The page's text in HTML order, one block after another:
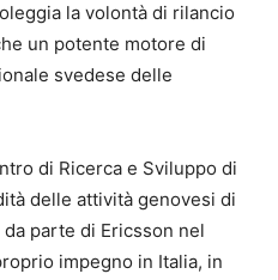
la volontà di rilancio
un potente motore di
svedese delle
di Ricerca e Sviluppo di
delle attività genovesi di
parte di Ericsson nel
impegno in Italia, in